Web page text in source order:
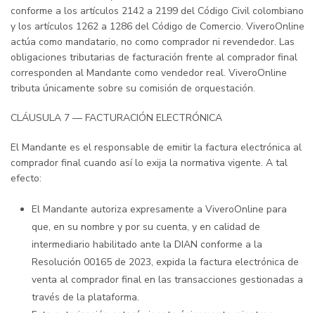
conforme a los artículos 2142 a 2199 del Código Civil colombiano
y los artículos 1262 a 1286 del Código de Comercio. ViveroOnline
actúa como mandatario, no como comprador ni revendedor. Las
obligaciones tributarias de facturación frente al comprador final
corresponden al Mandante como vendedor real. ViveroOnline
tributa únicamente sobre su comisión de orquestación.
CLÁUSULA 7 — FACTURACIÓN ELECTRÓNICA
El Mandante es el responsable de emitir la factura electrónica al
comprador final cuando así lo exija la normativa vigente. A tal
efecto:
El Mandante autoriza expresamente a ViveroOnline para
que, en su nombre y por su cuenta, y en calidad de
intermediario habilitado ante la DIAN conforme a la
Resolución 00165 de 2023, expida la factura electrónica de
venta al comprador final en las transacciones gestionadas a
través de la plataforma.